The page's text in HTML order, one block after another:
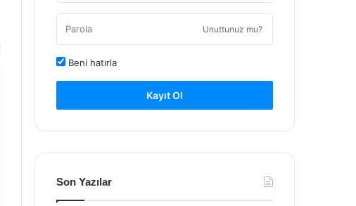
Unuttunuz mu?
Beni hatırla
Kayıt Ol
Son Yazılar